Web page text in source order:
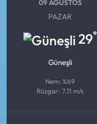
09 AĞUSTOS
PAZAR
29°
Güneşli
Nem: %69
Rüzgar: 7.11 m/s